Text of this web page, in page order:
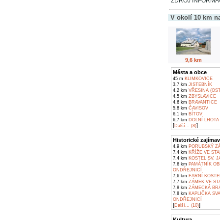
V okolí 10 km
9,6 km
Města a obce
45 m KLIMKOVICE
3,7 km JISTEBNÍK
4,2 km VŘESINA
4,5 km ZBYSLAVICE
4,6 km BRAVANTICE
5,8 km ČAVISOV
6,1 km BÍTOV
6,7 km DOLNÍ LHOTA
[Další... (8)]
Historické
4,9 km PORUBSKÝ
7,4 km KŘÍŽE VE
7,4 km KOSTEL SV.
7,6 km PAMÁTNÍK
ONDŘEJNICÍ
7,6 km FARNÍ
7,7 km ZÁMEK VE
7,8 km ZÁMECKÁ
7,8 km KAPLIČKA
ONDŘEJNICÍ
[Další... (10)]